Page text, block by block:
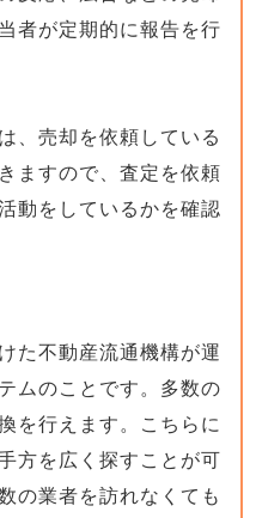
者が定期的に報告を行
、売却を依頼している
ますので、査定を依頼
動をしているかを確認
た不動産流通機構が運
ムのことです。多数の
を行えます。こちらに
方を広く探すことが可
の業者を訪れなくても